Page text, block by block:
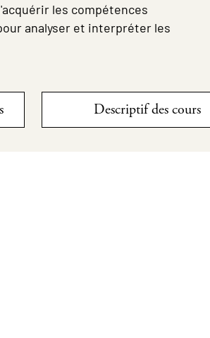
les compétences
analyser et interpréter les
Descriptif des cours